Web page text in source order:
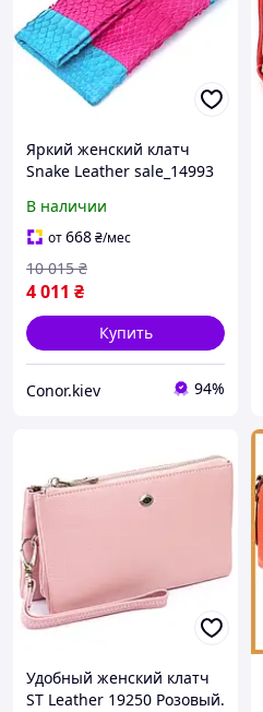
Яркий женский клатч
Snake Leather sale_14993
кожа.
В наличии
от668₴/мес
4 011 ₴
10 015 ₴
Купить
Conor.kiev 94%
Удобный женский клатч
ST Leather 19250 Розовый.